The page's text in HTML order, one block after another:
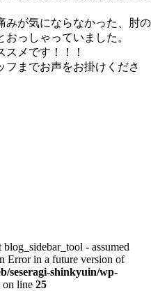
みが気にならなかった、肘の
っしゃっていました。
スメです！！！
フまでお声をお掛けくださ
- assumed
Error in a future version of
seseragi-shinkyuin/wp-
on line 25